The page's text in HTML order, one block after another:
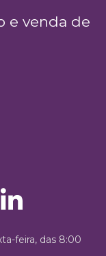
e venda de
feira, das 8:00